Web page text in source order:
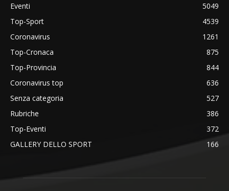
Eventi
5049
Top-Sport
4539
Coronavirus
1261
Top-Cronaca
875
Top-Provincia
844
Coronavirus top
636
Senza categoria
527
Rubriche
386
Top-Eventi
372
GALLERY DELLO SPORT
166